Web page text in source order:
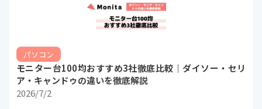
パソコン
モニター台100均おすすめ3社徹底比較｜ダイソー・セリ
ア・キャンドゥの違いを徹底解説
2026/7/2